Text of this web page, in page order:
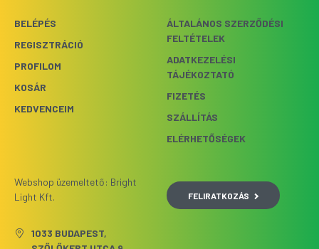
BELÉPÉS
REGISZTRÁCIÓ
PROFILOM
KOSÁR
KEDVENCEIM
ÁLTALÁNOS SZERZŐDÉSI
FELTÉTELEK
ADATKEZELÉSI
TÁJÉKOZTATÓ
FIZETÉS
SZÁLLÍTÁS
ELÉRHETŐSÉGEK
Webshop üzemeltető: Bright
Light Kft.
1033 BUDAPEST,
FELIRATKOZÁS